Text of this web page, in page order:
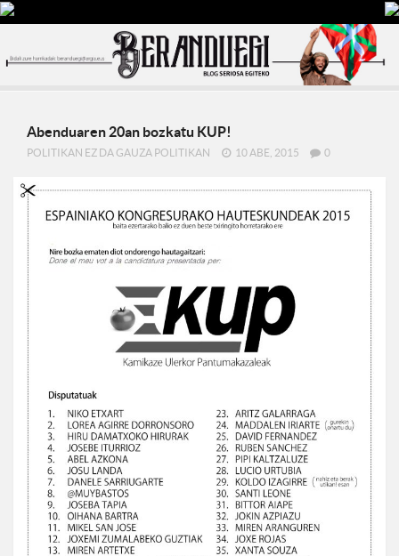
Abenduaren 20an bozkatu KUP!
POLITIKAN EZ DA GAUZA POLITIKAN 10 ABE, 2015 0